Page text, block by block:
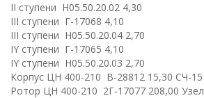
II ступени Н05.50.20.02 4,30
III ступени Г-17068 4,10
III ступени Н05.50.20.04 2,70
IY ступени Г-17065 4,10
IY ступени Н05.50.20.03 2,70
Корпус ЦН 400-210 В-28812 15,30 СЧ-15
Ротор ЦН 400-210 2Г-17077 208,00 Узел